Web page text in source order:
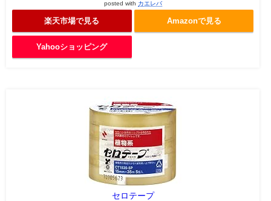
posted with カエレバ
楽天市場で見る Amazonで見る
Yahooショッピング
セロテープ